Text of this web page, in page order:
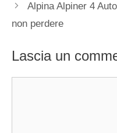
Alpina Alpiner 4
non perdere
Lascia un